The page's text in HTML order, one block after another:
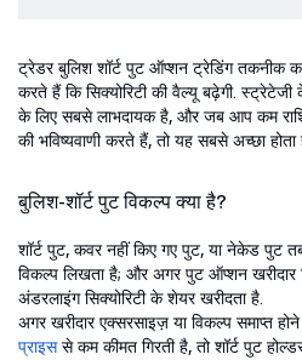
ट्रेडर बुलिश शॉर्ट पुट ऑप्शन ट्रेडिंग तकनीक
करते हैं कि सिक्योरिटी की वैल्यू बढ़ेगी.
के लिए सबसे लाभदायक है, और जब आप कम
की भविष्यवाणी करते हैं, तो यह सबसे अच्छा होता
बुलिश-शॉर्ट पुट विकल्प क्या है?
शॉर्ट पुट, कवर नहीं किए गए पुट, या नेकेड पुट
विकल्प लिखता है; और अगर पुट ऑप्शन खरीदार
अंडरलाइंग सिक्योरिटी के शेयर खरीदता है.
अगर खरीदार एक्सरसाइज़ या विकल्प समाप्त
प्राइससे कम कीमत गिरती है, तो शॉर्ट पुट